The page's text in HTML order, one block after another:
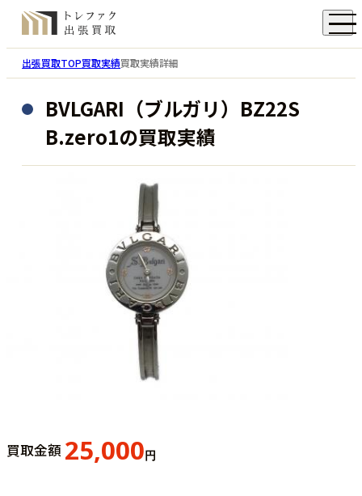
出張買取TOP買取実績買取実績詳細
BVLGARI（ブルガリ）BZ22S
B.zero1の買取実績
買取金額 25,000円